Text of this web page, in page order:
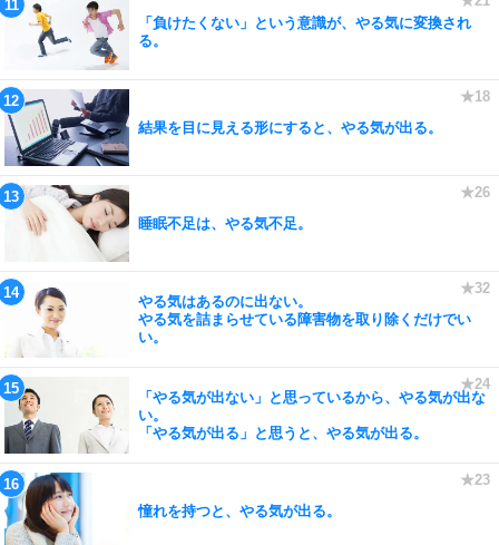
「負けたくない」という意識が、やる気に変換され
る。
結果を目に見える形にすると、やる気が出る。
睡眠不足は、やる気不足。
やる気はあるのに出ない。
やる気を詰まらせている障害物を取り除くだけでい
い。
「やる気が出ない」と思っているから、やる気が出な
い。
「やる気が出る」と思うと、やる気が出る。
憧れを持つと、やる気が出る。